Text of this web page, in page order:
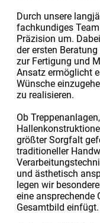
Durch unsere
fachkundiges
Präzision um.
der ersten
zur Fertigung und
Ansatz ermöglicht
Wünsche
zu realisieren.
Ob
größter Sorgfalt
traditioneller
und ästhetisch
legen wir
eine ansprechende
Gesamtbild einfügt.